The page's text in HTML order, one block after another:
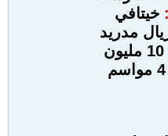
خيتافي
مدريد